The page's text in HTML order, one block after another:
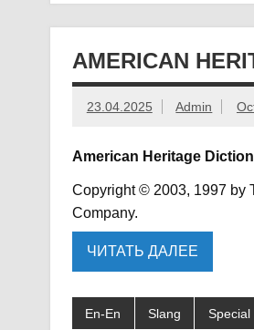
AMERICAN
23.04.2025 Admin
American Heritage
Copyright © 2003, 1997 by
Company.
ЧИТАТЬ ДАЛЕЕ
En-En Slang Special